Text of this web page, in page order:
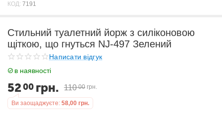
КОД: 7191
Стильний туалетний йорж з силіконовою
щіткою, що гнуться NJ-497 Зелений
Написати відгук
в наявності
5200 грн. 110 00 грн.
Ви заощаджуєте: 58,00 грн.